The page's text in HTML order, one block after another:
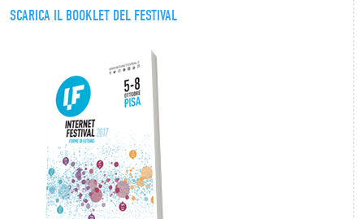
SCARICA IL BOOKLET DEL FESTIVAL